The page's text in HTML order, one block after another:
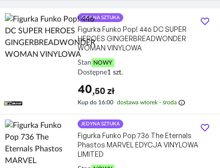
JEDYNA SZTUKA
Figurka Funko Pop! 446 DC SUPER
HEROES GINGERBREADWONDER
WOMAN VINYLOWA
Stan NOWY
Dostępne1 szt.
40,50 zł
Kup do 16:00 dostawa wtorek - środa info
JEDYNA SZTUKA
Figurka Funko Pop 736 The Eternals
Phastos MARVEL EDYCJA VINYLOWA
LIMITED